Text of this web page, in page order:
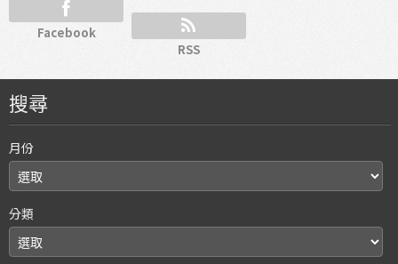
Facebook
RSS
搜尋
月份
分類